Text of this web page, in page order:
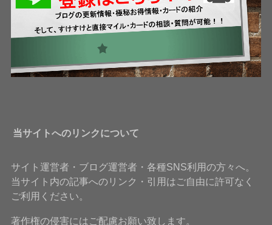
当サイトへのリンクについて
サイト運営者・ブログ運営者・各種SNS利用の方々へ。
当サイト内の記事へのリンク・引用はご自由に許可なく
ご利用ください。
著作権の侵害にはご配慮お願い致します。